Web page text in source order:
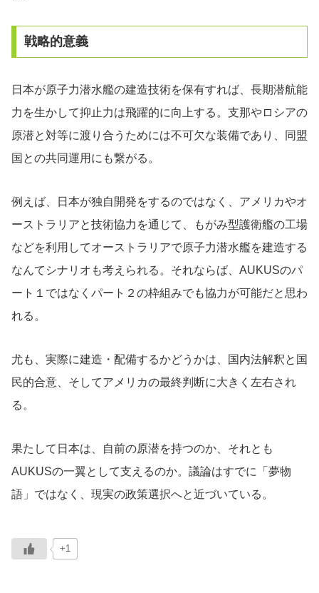
戦略的意義
日本が原子力潜水艦の建造技術を保有すれば、長期潜航能
力を生かして抑止力は飛躍的に向上する。支那やロシアの
原潜と対等に渡り合うためには不可欠な装備であり、同盟
国との共同運用にも繋がる。
例えば、日本が独自開発をするのではなく、アメリカやオ
ーストラリアと技術協力を通じて、もがみ型護衛艦の工場
などを利用してオーストラリアで原子力潜水艦を建造する
なんてシナリオも考えられる。それならば、AUKUSのパ
ート１ではなくパート２の枠組みでも協力が可能だと思わ
れる。
尤も、実際に建造・配備するかどうかは、国内法解釈と国
民的合意、そしてアメリカの最終判断に大きく左右され
る。
果たして日本は、自前の原潜を持つのか、それとも
AUKUSの一翼として支えるのか。議論はすでに「夢物
語」ではなく、現実の政策選択へと近づいている。
+1